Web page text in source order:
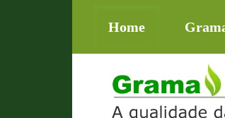
Home(current)